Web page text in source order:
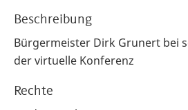
Beschreibung
Bürgermeister Dirk Grunert bei
der virtuelle Konferenz
Rechte